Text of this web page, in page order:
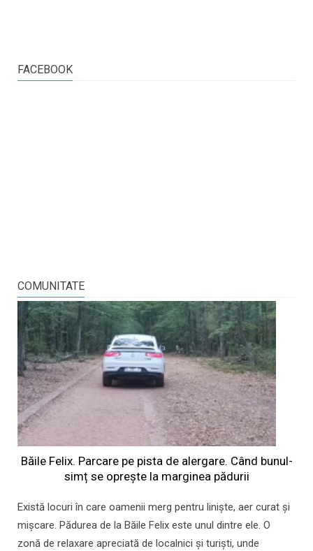
FACEBOOK
COMUNITATE
Băile Felix. Parcare pe pista de alergare. Când bunul-
simț se oprește la marginea pădurii
Există locuri în care oamenii merg pentru liniște, aer curat și
mișcare. Pădurea de la Băile Felix este unul dintre ele. O
zonă de relaxare apreciată de localnici și turiști, unde